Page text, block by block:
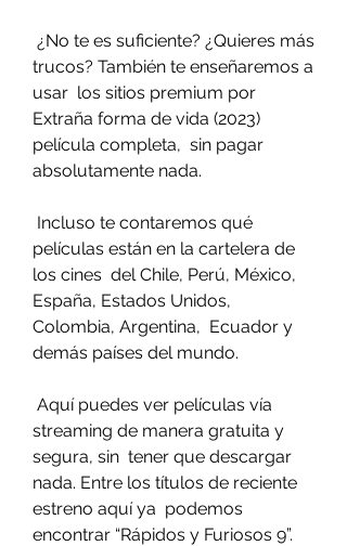
trucos? También te enseñaremos a
usar  los sitios premium por
Extraña forma de vida (2023)
película completa,  sin pagar
absolutamente nada.
películas están en la cartelera de
los cines  del Chile, Perú, México,
España, Estados Unidos,
Colombia, Argentina,  Ecuador y
demás países del mundo.
streaming de manera gratuita y
segura, sin  tener que descargar
nada. Entre los títulos de reciente
estreno aquí ya  podemos
encontrar “Rápidos y Furiosos 9”.